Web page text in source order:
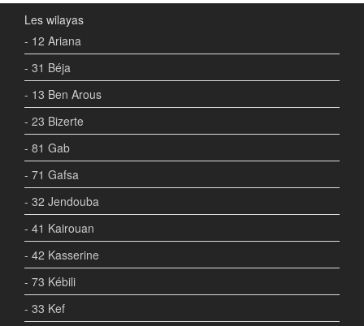
Les wilayas
- 12 Ariana
- 31 Béja
- 13 Ben Arous
- 23 Bizerte
- 81 Gab
- 71 Gafsa
- 32 Jendouba
- 41 Kairouan
- 42 Kasserine
- 73 Kébili
- 33 Kef